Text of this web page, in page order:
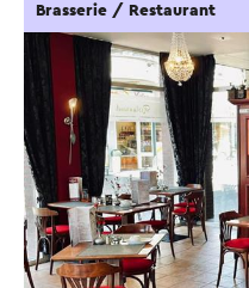
Brasserie / Restaurant